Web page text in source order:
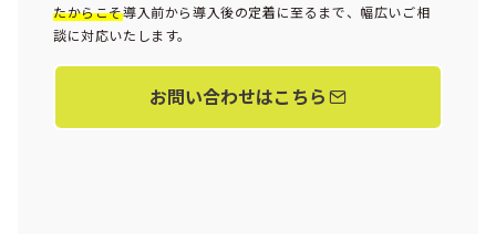
たからこそ導入前から導入後の定着に至るまで、幅広いご相
談に対応いたします。
お問い合わせはこちら